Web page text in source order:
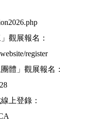
觀展報名：
register
體」觀展報名：
上登錄：